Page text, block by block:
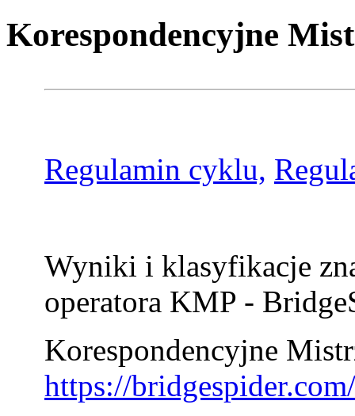
Korespondencyjne
Regulamin cyklu,
Wyniki i klasyfikacje
operatora KMP -
Korespondencyjne
https://